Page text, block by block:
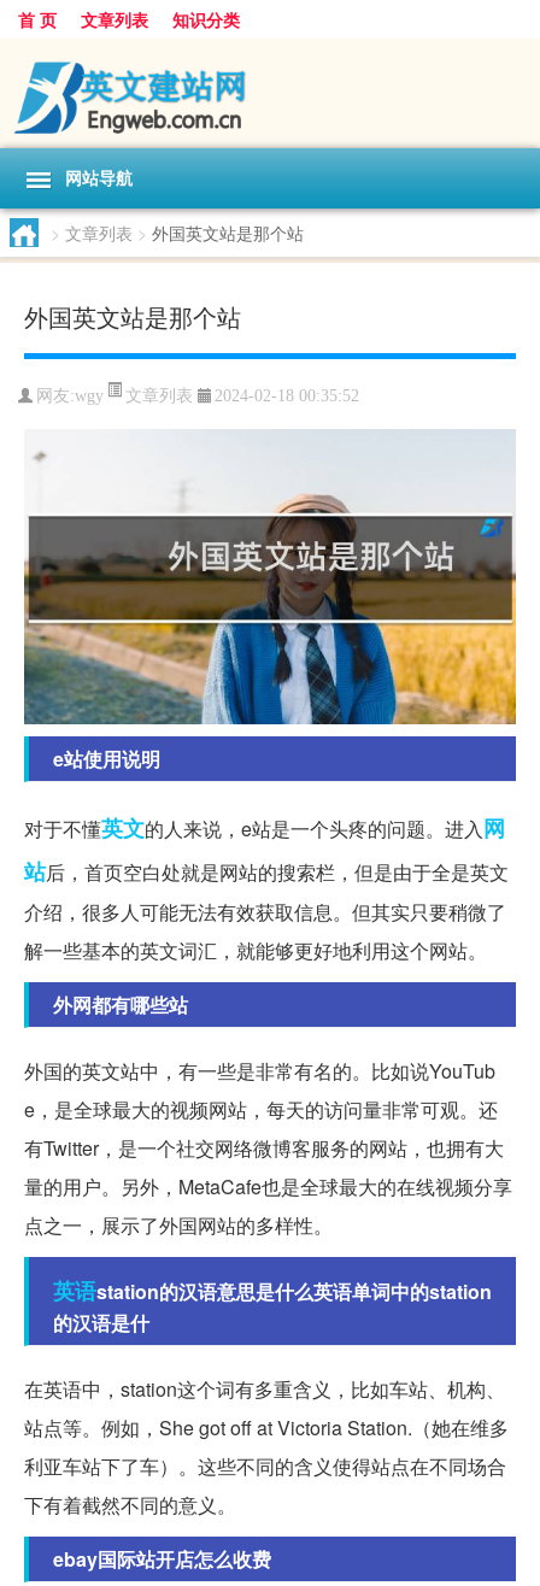
首 页 文章列表 知识分类
网站导航
> 文章列表 > 外国英文站是那个站
外国英文站是那个站
网友:wgy 文章列表 2024-02-18 00:35:52
e站使用说明
对于不懂英文的人来说，e站是一个头疼的问题。进入网
站后，首页空白处就是网站的搜索栏，但是由于全是英文
介绍，很多人可能无法有效获取信息。但其实只要稍微了
解一些基本的英文词汇，就能够更好地利用这个网站。
外网都有哪些站
外国的英文站中，有一些是非常有名的。比如说YouTub
e，是全球最大的视频网站，每天的访问量非常可观。还
有Twitter，是一个社交网络微博客服务的网站，也拥有大
量的用户。另外，MetaCafe也是全球最大的在线视频分享
点之一，展示了外国网站的多样性。
英语station的汉语意思是什么英语单词中的station
的汉语是什
在英语中，station这个词有多重含义，比如车站、机构、
站点等。例如，She got off at Victoria Station.（她在维多
利亚车站下了车）。这些不同的含义使得站点在不同场合
下有着截然不同的意义。
ebay国际站开店怎么收费